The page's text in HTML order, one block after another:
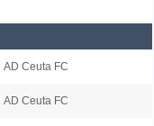
AD Ceuta FC
AD Ceuta FC